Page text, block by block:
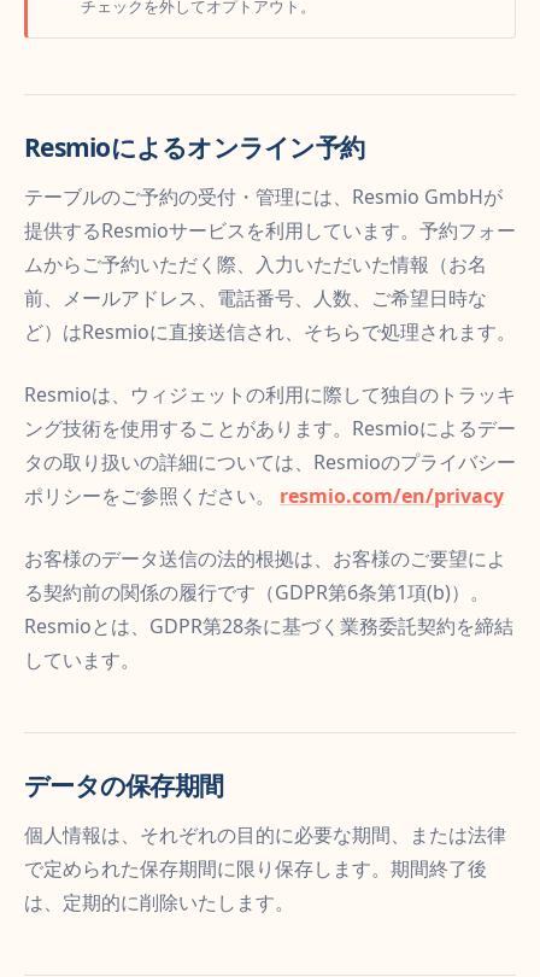
チェックを外してオプトアウト。
Resmioによるオンライン予約
テーブルのご予約の受付・管理には、Resmio GmbHが
提供するResmioサービスを利用しています。予約フォー
ムからご予約いただく際、入力いただいた情報（お名
前、メールアドレス、電話番号、人数、ご希望日時な
ど）はResmioに直接送信され、そちらで処理されます。
Resmioは、ウィジェットの利用に際して独自のトラッキ
ング技術を使用することがあります。Resmioによるデー
タの取り扱いの詳細については、Resmioのプライバシー
ポリシーをご参照ください。 resmio.com/en/privacy
お客様のデータ送信の法的根拠は、お客様のご要望によ
る契約前の関係の履行です（GDPR第6条第1項(b)）。
Resmioとは、GDPR第28条に基づく業務委託契約を締結
しています。
データの保存期間
個人情報は、それぞれの目的に必要な期間、または法律
で定められた保存期間に限り保存します。期間終了後
は、定期的に削除いたします。